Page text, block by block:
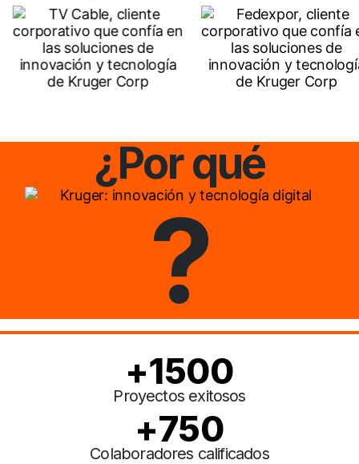
¿Por qué
?
+1500
Proyectos exitosos
+750
Colaboradores calificados